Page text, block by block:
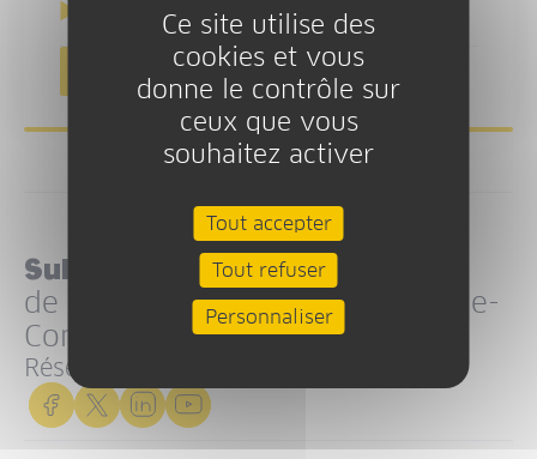
Téléchargement
Télécharger toutes les ressources
Suivez l’actualité
de la Région Bourgogne-Franche-
Comté
Réseaux sociaux
Ce site utilise des
cookies et vous
donne le contrôle sur
ceux que vous
souhaitez activer
Tout accepter
Tout refuser
Personnaliser